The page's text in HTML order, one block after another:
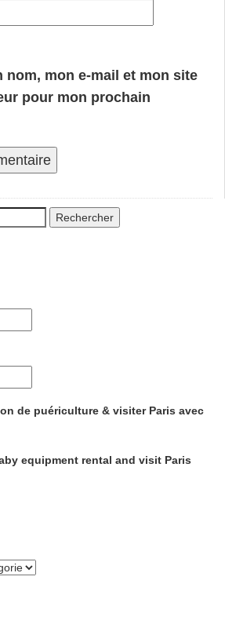
nom, mon e-mail et mon site
pour mon prochain
de puériculture & visiter Paris avec
equipment rental and visit Paris